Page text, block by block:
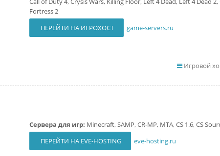
Fortress 2
ПЕРЕЙТИ НА ИГРОХОСТ
game-servers.ru
Игровой
Сервера для игр: Minecraft, SAMP, CR-MP, MTA, CS 1.6, CS
ПЕРЕЙТИ НА EVE-HOSTING
eve-hosting.ru